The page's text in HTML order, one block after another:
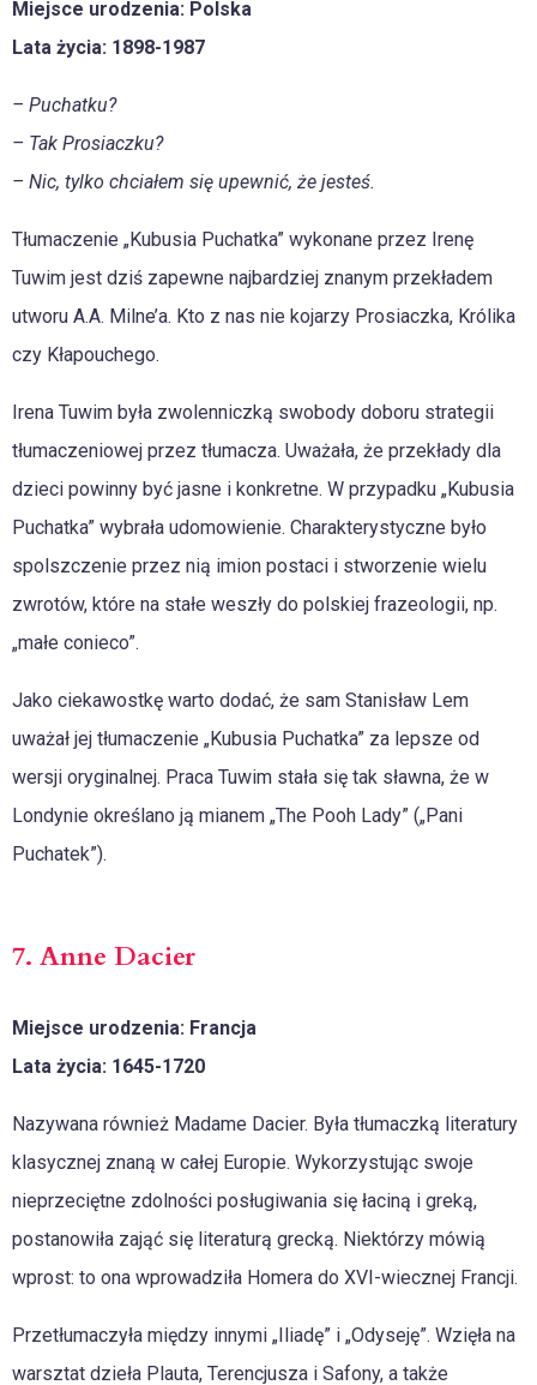
Miejsce urodzenia: Polska
Lata życia: 1898-1987
– Puchatku?
– Tak Prosiaczku?
– Nic, tylko chciałem się upewnić, że jesteś.
Tłumaczenie „Kubusia Puchatka” wykonane przez Irenę
Tuwim jest dziś zapewne najbardziej znanym przekładem
utworu A.A. Milne’a. Kto z nas nie kojarzy Prosiaczka, Królika
czy Kłapouchego.
Irena Tuwim była zwolenniczką swobody doboru strategii
tłumaczeniowej przez tłumacza. Uważała, że przekłady dla
dzieci powinny być jasne i konkretne. W przypadku „Kubusia
Puchatka” wybrała udomowienie. Charakterystyczne było
spolszczenie przez nią imion postaci i stworzenie wielu
zwrotów, które na stałe weszły do polskiej frazeologii, np.
„małe conieco”.
Jako ciekawostkę warto dodać, że sam Stanisław Lem
uważał jej tłumaczenie „Kubusia Puchatka” za lepsze od
wersji oryginalnej. Praca Tuwim stała się tak sławna, że w
Londynie określano ją mianem „The Pooh Lady” („Pani
Puchatek”).
7. Anne Dacier
Miejsce urodzenia: Francja
Lata życia: 1645-1720
Nazywana również Madame Dacier. Była tłumaczką literatury
klasycznej znaną w całej Europie. Wykorzystując swoje
nieprzeciętne zdolności posługiwania się łaciną i greką,
postanowiła zająć się literaturą grecką. Niektórzy mówią
wprost: to ona wprowadziła Homera do XVI-wiecznej Francji.
Przetłumaczyła między innymi „Iliadę” i „Odyseję”. Wzięła na
warsztat dzieła Plauta, Terencjusza i Safony, a także